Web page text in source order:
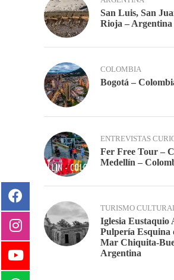
San Luis, San
Rioja – Argentina
COLOMBIA
Bogotá –
ENTREVISTAS
Fer Free Tour –
Medellín –
TURISMO
Iglesia Eustaquio
Pulpería Esquina
Mar Chiquita-
Argentina